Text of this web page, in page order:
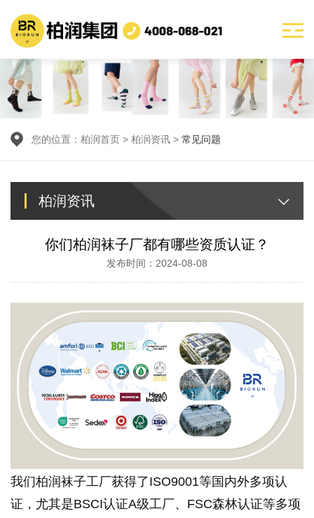
您的位置： 柏润首页 > 柏润资讯 > 常见问题
柏润资讯
你们柏润袜子厂都有哪些资质认证？
发布时间：2024-08-08
我们柏润袜子工厂获得了ISO9001等国内外多项认
证，尤其是BSCI认证A级工厂、FSC森林认证等多项